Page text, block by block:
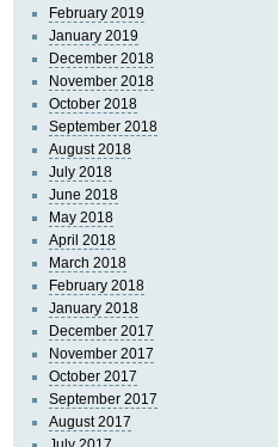
February 2019
January 2019
December 2018
November 2018
October 2018
September 2018
August 2018
July 2018
June 2018
May 2018
April 2018
March 2018
February 2018
January 2018
December 2017
November 2017
October 2017
September 2017
August 2017